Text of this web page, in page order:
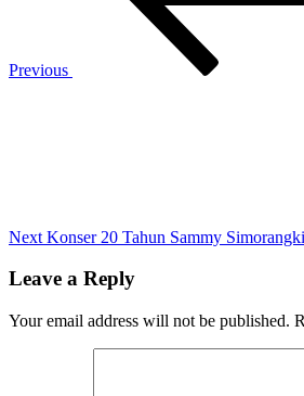
Previous
Next Konser 20 Tahun Sammy
Leave a Reply
Your email address will not be published.